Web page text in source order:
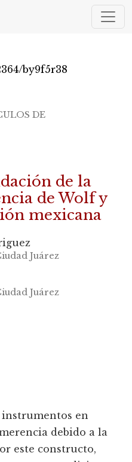
la Escala de
DE
de la
de Wolf y
mexicana
by9f5r38
Juárez
Juárez
en
debido a la
este constructo,